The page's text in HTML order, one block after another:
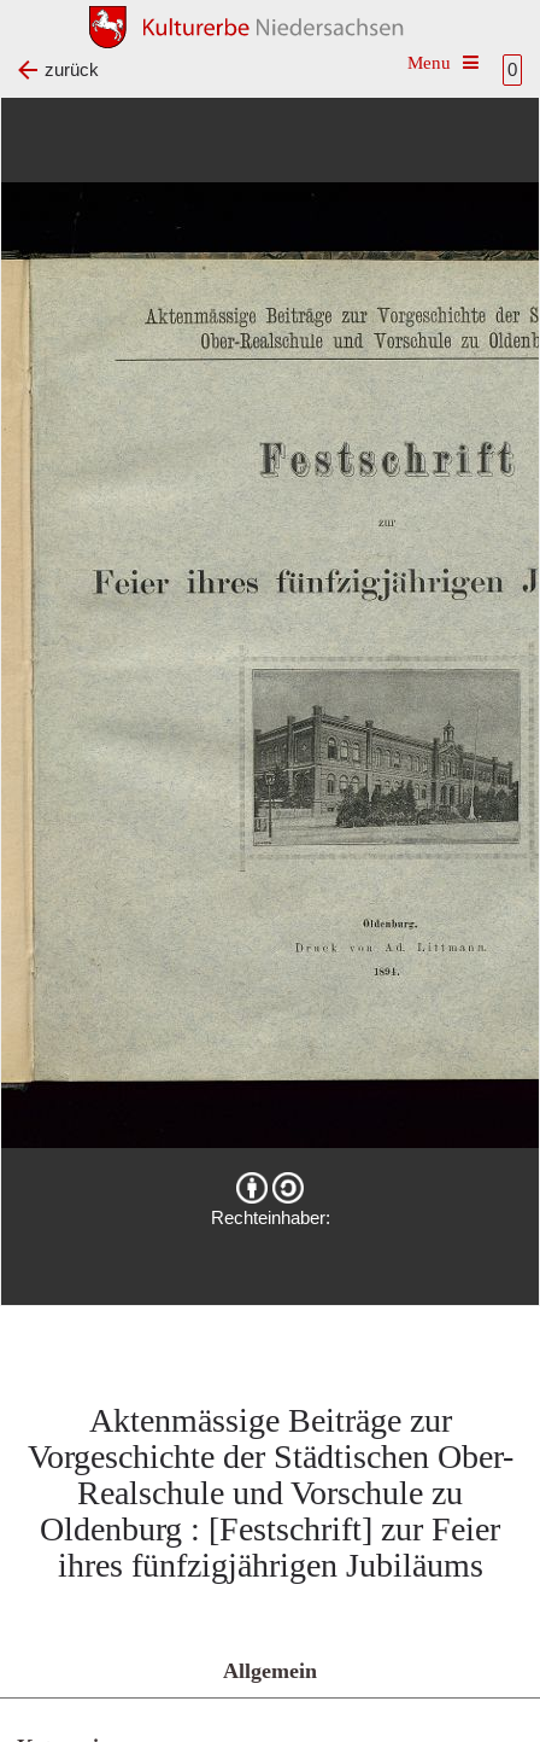
0
Toggle
zurück
Rechteinhaber:
Aktenmässige Beiträge zur
Vorgeschichte der Städtischen Ober-
Realschule und Vorschule zu
Oldenburg : [Festschrift] zur Feier
ihres fünfzigjährigen Jubiläums
Allgemein